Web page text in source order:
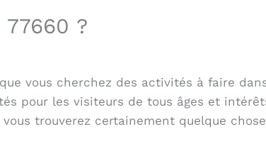
?
vous cherchez des activités à faire
pour les visiteurs de tous âges et
trouverez certainement quelque